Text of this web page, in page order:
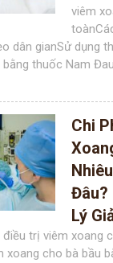
viêm
dân gianSử dụng
thuốc Nam
Chi
Đâu?
Lý
điều trị viêm xoang
xoang cho bà bầu